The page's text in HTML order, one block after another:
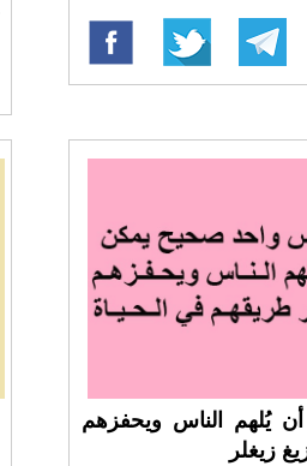
يُلهم الناس ويحفزهم
زيغلر